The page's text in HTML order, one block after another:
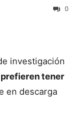
0
investigación
tener
en descarga